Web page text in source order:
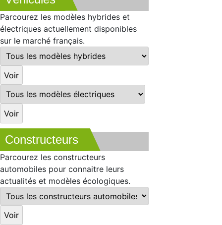
Parcourez les modèles hybrides et
électriques actuellement disponibles
sur le marché français.
Constructeurs
Parcourez les constructeurs
automobiles pour connaitre leurs
actualités et modèles écologiques.